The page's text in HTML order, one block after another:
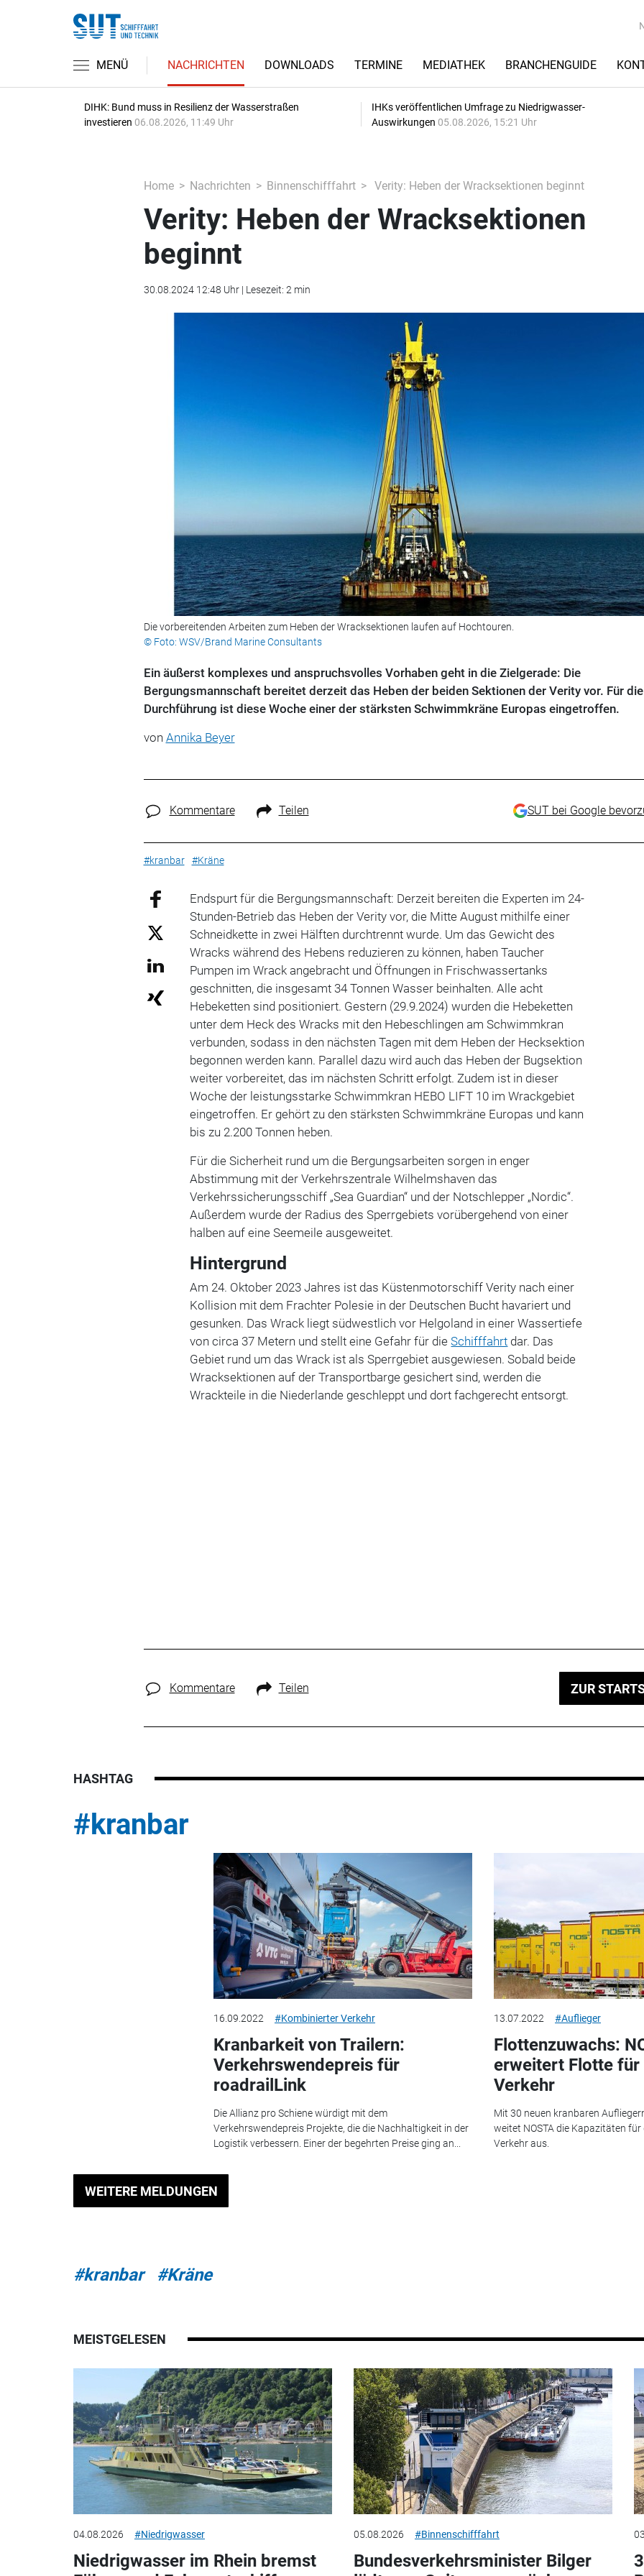
MENÜ NACHRICHTEN DOWNLOADS TERMINE MEDIATHEK BRANCHENGUIDE
DIHK: Bund muss in Resilienz der Wasserstraßen
investieren 06.08.2026, 11:49 Uhr
IHKs veröffentlichen Umfrage zu Niedrigwasser-
Auswirkungen 05.08.2026, 15:21 Uhr
Home Nachrichten Binnenschifffahrt Verity: Heben der Wracksektionen beginnt
Verity: Heben der Wracksektionen
beginnt
30.08.2024 12:48 Uhr | Lesezeit: 2 min
Die vorbereitenden Arbeiten zum Heben der Wracksektionen laufen auf Hochtouren.
© Foto: WSV/Brand Marine Consultants
Ein äußerst komplexes und anspruchsvolles Vorhaben geht in die Zielgerade: Die
Bergungsmannschaft bereitet derzeit das Heben der beiden Sektionen der Verity vor. Für die
Durchführung ist diese Woche einer der stärksten Schwimmkräne Europas eingetroffen.
von Annika Beyer
Kommentare Teilen SUT bei Google
#kranbar #Kräne
Endspurt für die Bergungsmannschaft: Derzeit bereiten die Experten im 24-
Stunden-Betrieb das Heben der Verity vor, die Mitte August mithilfe einer
Schneidkette inzwei Hälften durchtrennt wurde. Um das Gewicht des
Wracks während des Hebens reduzieren zu können, haben Taucher
Pumpen im Wrack angebracht und Öffnungen in Frischwassertanks
geschnitten, die insgesamt 34 Tonnen Wasser beinhalten. Alle acht
Hebeketten sind positioniert. Gestern (29.9.2024) wurden die Hebeketten
unter dem Heck des Wracks mit den Hebeschlingen am Schwimmkran
verbunden, sodass in den nächsten Tagen mit dem Heben der Hecksektion
begonnen werden kann. Parallel dazu wird auch das Heben der Bugsektion
weiter vorbereitet, das im nächsten Schritt erfolgt. Zudem ist in dieser
Woche der leistungsstarke Schwimmkran HEBO LIFT 10 im Wrackgebiet
eingetroffen. Er gehört zu den stärksten Schwimmkräne Europas und kann
bis zu 2.200 Tonnen heben.
Für die Sicherheit rund um die Bergungsarbeiten sorgen in enger
Abstimmung mit der Verkehrszentrale Wilhelmshaven das
Verkehrssicherungsschiff „Sea Guardian“ und der Notschlepper „Nordic“.
Außerdem wurde der Radius des Sperrgebiets vorübergehend von einer
halben auf eine Seemeile ausgeweitet.
Hintergrund
Am 24. Oktober 2023 Jahres ist das Küstenmotorschiff Verity nach einer
Kollision mit dem Frachter Polesie in der Deutschen Bucht havariert und
gesunken. Das Wrack liegt südwestlich vor Helgoland in einer Wassertiefe
von circa 37 Metern und stellt eine Gefahr für dieSchifffahrt dar. Das
Gebiet rund um das Wrack ist als Sperrgebiet ausgewiesen. Sobald beide
Wracksektionen auf der Transportbarge gesichert sind, werden die
Wrackteile in die Niederlande geschleppt und dort fachgerecht entsorgt.
Kommentare Teilen ZUR
HASHTAG
#kranbar
16.09.2022 #Kombinierter Verkehr
Kranbarkeit von Trailern:
Verkehrswendepreis für
roadrailLink
Die Allianz pro Schiene würdigt mit dem
Verkehrswendepreis Projekte, die die Nachhaltigkeit in der
Logistik verbessern. Einer der begehrten Preise ging an...
13.07.2022 #Auflieger
Flottenzuwachs:
erweitert Flotte
Verkehr
Mit 30 neuen kranbaren
weitet NOSTA die Kapazitäten
Verkehr aus.
WEITERE MELDUNGEN
#kranbar #Kräne
MEISTGELESEN
04.08.2026 #Niedrigwasser
Niedrigwasser im Rhein bremst
05.08.2026 #Binnenschifffahrt
Bundesverkehrsminister Bilger